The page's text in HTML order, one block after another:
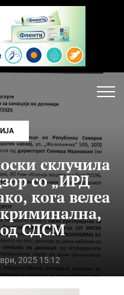
склучила
со „ИРД
кога велеа
СДСМ
2025 15:12